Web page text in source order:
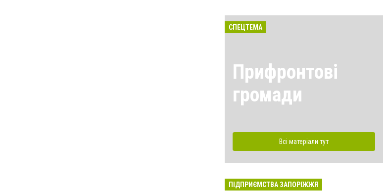
СПЕЦТЕМА
Прифронтові
громади
Всі матеріали тут
ПІДПРИЄМСТВА ЗАПОРІЖЖЯ